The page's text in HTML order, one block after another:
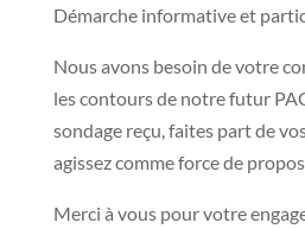
Démarche informative et
Nous avons besoin de votre
les contours de notre futur
sondage reçu, faites part de
agissez comme force de
Merci à vous pour votre